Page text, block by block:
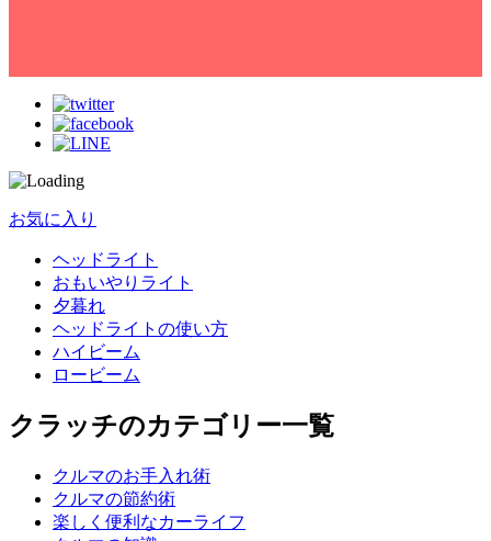
お気に入り
ヘッドライト
おもいやりライト
夕暮れ
ヘッドライトの使い方
ハイビーム
ロービーム
クラッチのカテゴリー一覧
クルマのお手入れ術
クルマの節約術
楽しく便利なカーライフ